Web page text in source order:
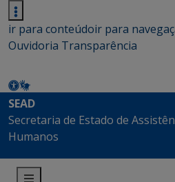
ir para conteúdoir para
Ouvidoria Transparência
SEAD
Secretaria de Estado de
Humanos